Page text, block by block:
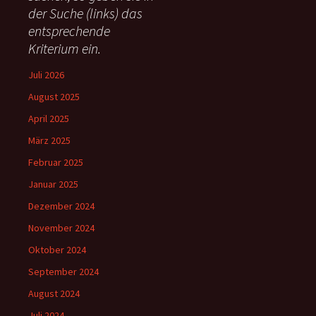
c
:
der Suche (links) das
entsprechende
Kriterium ein.
Juli 2026
August 2025
April 2025
März 2025
Februar 2025
Januar 2025
Dezember 2024
November 2024
Oktober 2024
September 2024
August 2024